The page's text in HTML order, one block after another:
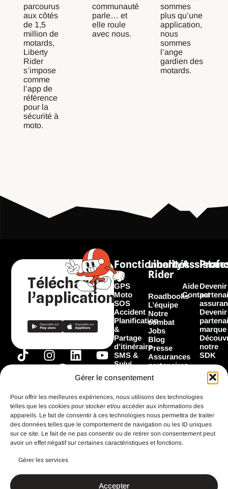
Gérer le consentement
Pour offrir les meilleures expériences, nous utilisons des technologies
telles que les cookies pour stocker et/ou accéder aux informations des
appareils. Le fait de consentir à ces technologies nous permettra de traiter
des données telles que le comportement de navigation ou les ID uniques
sur ce site. Le fait de ne pas consentir ou de retirer son consentement peut
avoir un effet négatif sur certaines caractéristiques et fonctions.
Gérer les services
Accepter
parcourus
aux côtés
de 1,5
million de
motards,
Liberty
Rider
s’impose
comme
l’app de
référence
pour la
sécurité à
moto.
communauté
parle… et
elle roule
avec nous.
sommes
plus qu’une
application,
nous
sommes
l’ange
gardien des
motards.
Télécharger
l’application
T
i
o
k
I
n
a
g
r
a
L
i
n
e
d
i
n
Y
o
u
u
b
e
a
b
o
o
k
Fonctionnalités
GPS
Moto
SOS
Accident
Planification
&
Partage
d’itinéraire
SMS &
Suivi
Les
Toutes les
fonctionnalités
Liberty
Rider
Roadbooks
L’équipe
Notre
combat
Jobs
Blog
Presse
Assurances
partenaires
Marques
partenaires
Aide
Contact
Devenir
Devenir
marque
notre
SDK
CGU
Mentions légales